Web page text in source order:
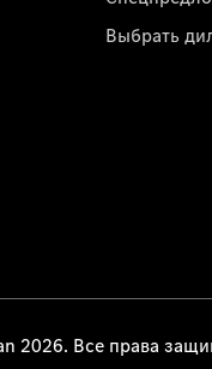
Выбрать
2026. Все права